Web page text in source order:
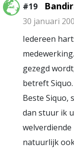
#19
30 januari
Iedereen
gezegd
betreft Siquo.
Beste Siquo,
dan stuur ik
natuurlijk